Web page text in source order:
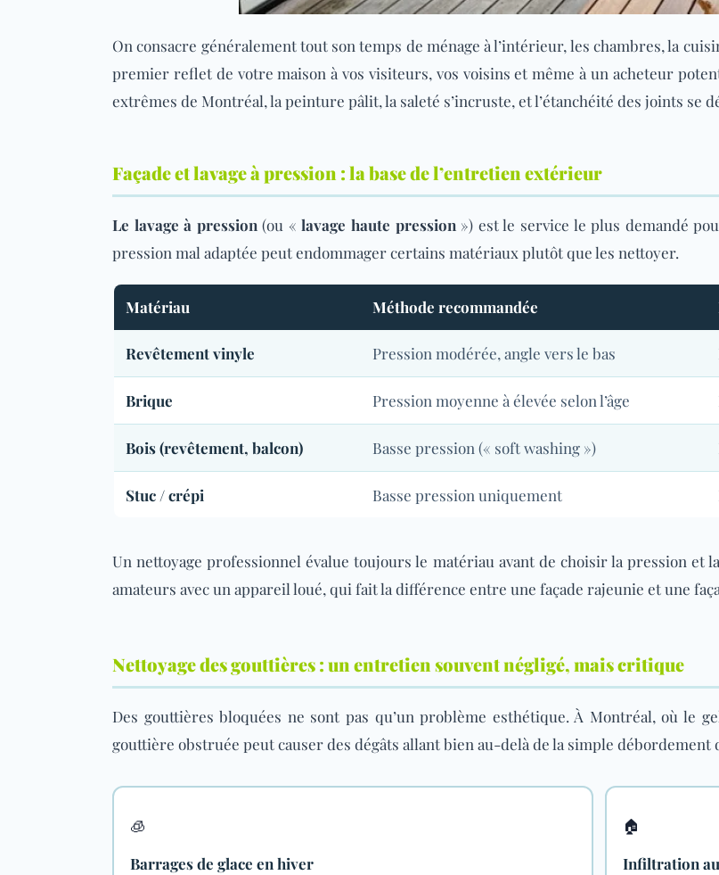
On consacre généralement tout son temps de ménage à l’intérieur, les chambres, la
premier reflet de votre maison à vos visiteurs, vos voisins et même à un acheteur
extrêmes de Montréal, la peinture pâlit, la saleté s’incruste, et l’étanchéité des joints se
Façade et lavage à pression : la base de l’entretien extérieur
Le lavage à pression(ou «lavage haute pression») est le service le plus demandé
pression mal adaptée peut endommager certains matériaux plutôt que les nettoyer.
Matériau Méthode recommandée
Revêtement vinyle Pression modérée, angle vers le bas
Brique Pression moyenne à élevée selon l’âge
Bois (revêtement, balcon) Basse pression (« soft washing »)
Stuc / crépi Basse pression uniquement
Un nettoyage professionnel évalue toujours le matériau avant de choisir la pression et
amateurs avec un appareil loué, qui fait la différence entre une façade rajeunie et une
Nettoyage des gouttières : un entretien souvent négligé, mais critique
Des gouttières bloquées ne sont pas qu’un problème esthétique. À Montréal, où le
gouttière obstruée peut causer des dégâts allant bien au-delà de la simple débordement
🧊
Barrages de glace en hiver
🏠
Infiltration